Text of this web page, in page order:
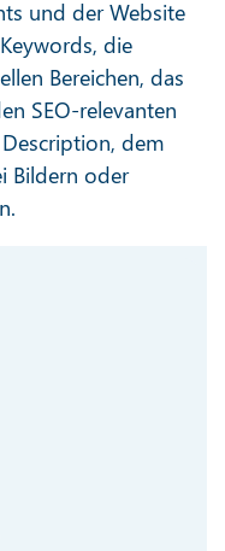
und der Website
die
Bereichen, das
SEO-relevanten
dem
Bildern oder